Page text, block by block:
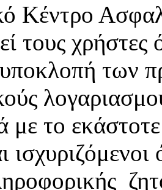
Κέντρο
τους χρήστες
των
με το